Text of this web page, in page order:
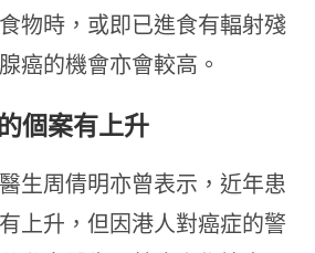
物時，或即已進食有輻射殘
癌的機會亦會較高。
個案有上升
生周倩明亦曾表示，近年患
上升，但因港人對癌症的警